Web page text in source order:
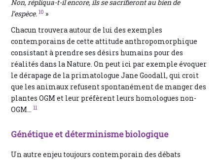
Non, répliqua-t-il encore, ils se sacrifieront au bien de
l’espèce. 10 »
Chacun trouvera autour de lui des exemples
contemporains de cette attitude anthropomorphique
consistant à prendre ses désirs humains pour des
réalités dans la Nature. On peut ici par exemple évoquer
le dérapage de la primatologue Jane Goodall, qui croit
que les animaux refusent spontanément de manger des
plantes OGM et leur préfèrent leurs homologues non-
OGM... 11
Génétique et déterminisme biologique
Un autre enjeu toujours contemporain des débats